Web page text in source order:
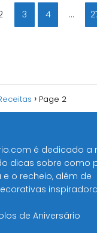
3 4 …
Page 2
é dedicado a
dicas sobre como
o recheio, além de
de Aniversário